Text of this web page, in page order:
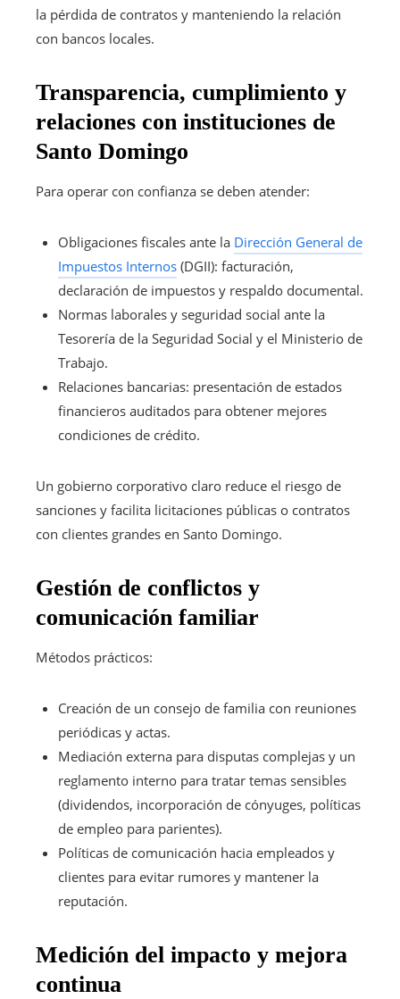
la pérdida de contratos y manteniendo la relación
con bancos locales.
Transparencia, cumplimiento y
relaciones con instituciones de
Santo Domingo
Para operar con confianza se deben atender:
Obligaciones fiscales ante la Dirección General de
Impuestos Internos (DGII): facturación,
declaración de impuestos y respaldo documental.
Normas laborales y seguridad social ante la
Tesorería de la Seguridad Social y el Ministerio de
Trabajo.
Relaciones bancarias: presentación de estados
financieros auditados para obtener mejores
condiciones de crédito.
Un gobierno corporativo claro reduce el riesgo de
sanciones y facilita licitaciones públicas o contratos
con clientes grandes en Santo Domingo.
Gestión de conflictos y
comunicación familiar
Métodos prácticos:
Creación de un consejo de familia con reuniones
periódicas y actas.
Mediación externa para disputas complejas y un
reglamento interno para tratar temas sensibles
(dividendos, incorporación de cónyuges, políticas
de empleo para parientes).
Políticas de comunicación hacia empleados y
clientes para evitar rumores y mantener la
reputación.
Medición del impacto y mejora
continua